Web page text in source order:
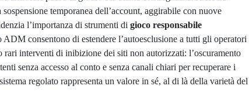
temporanea dell’account, aggirabile con nuove
l’importanza di strumenti di gioco responsabile
consentono di estendere l’autoesclusione a tutti gli operatori
interventi di inibizione dei siti non autorizzati: l’oscuramento
senza accesso al conto e senza canali chiari per recuperare i
regolato rappresenta un valore in sé, al di là della varietà del